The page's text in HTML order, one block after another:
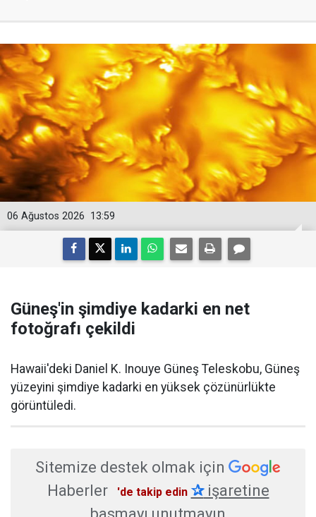
13:59
06 Ağustos 2026
Güneş'in şimdiye kadarki en net
fotoğrafı çekildi
Hawaii'deki Daniel K. Inouye Güneş Teleskobu, Güneş
yüzeyini şimdiye kadarki en yüksek çözünürlükte
görüntüledi.
Sitemize destek olmak için
Haberler
'de takip edin ✰işaretine